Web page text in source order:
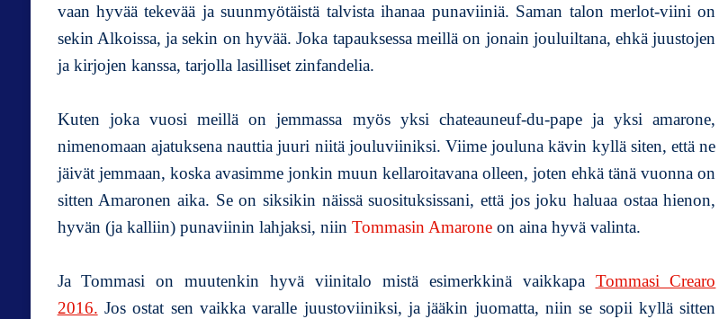
vaan hyvää tekevää ja suunmyötäistä talvista ihanaa punaviiniä. Saman talon merlot-viini on
sekin Alkoissa, ja sekin on hyvää. Joka tapauksessa meillä on jonain jouluiltana, ehkä juustojen
ja kirjojen kanssa, tarjolla lasilliset zinfandelia.
Kuten joka vuosi meillä on jemmassa myös yksi chateauneuf-du-pape ja yksi amarone,
nimenomaan ajatuksena nauttia juuri niitä jouluviiniksi. Viime jouluna kävin kyllä siten, että ne
jäivät jemmaan, koska avasimme jonkin muun kellaroitavana olleen, joten ehkä tänä vuonna on
sitten Amaronen aika. Se on siksikin näissä suosituksissani, että jos joku haluaa ostaa hienon,
hyvän (ja kalliin) punaviinin lahjaksi, niin Tommasin Amaroneon aina hyvä valinta.
Ja Tommasi on muutenkin hyvä viinitalo mistä esimerkkinä vaikkapa Tommasi Crearo
2016. Jos ostat sen vaikka varalle juustoviiniksi, ja jääkin juomatta, niin se sopii kyllä sitten